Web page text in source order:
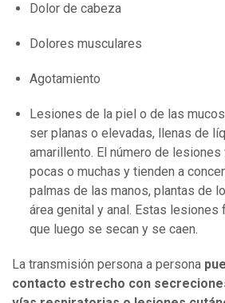
Dolor de cabeza
Dolores musculares
Agotamiento
Lesiones de la piel o de las
ser planas o elevadas, llenas de
amarillento. El número de lesiones
pocas o muchas y tienden a
palmas de las manos, plantas de
área genital y anal. Estas lesiones
que luego se secan y se caen.
La transmisión persona a persona
contacto estrecho con